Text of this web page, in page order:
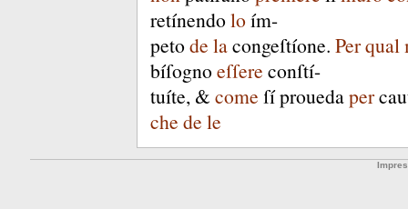
retínendoloím-
petode lacongeſtíone. Perqual
bíſognoeſſere conſtí-
tuíte, & come ſíprouedaper
che de le